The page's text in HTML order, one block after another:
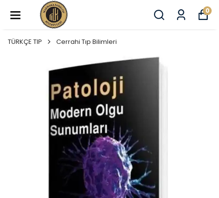
0
TÜRKÇE TIP Cerrahi Tıp Bilimleri